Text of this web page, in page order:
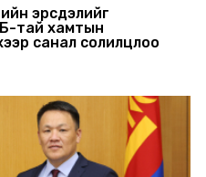
эрсдэлийг
тай хамтын
санал солилцлоо